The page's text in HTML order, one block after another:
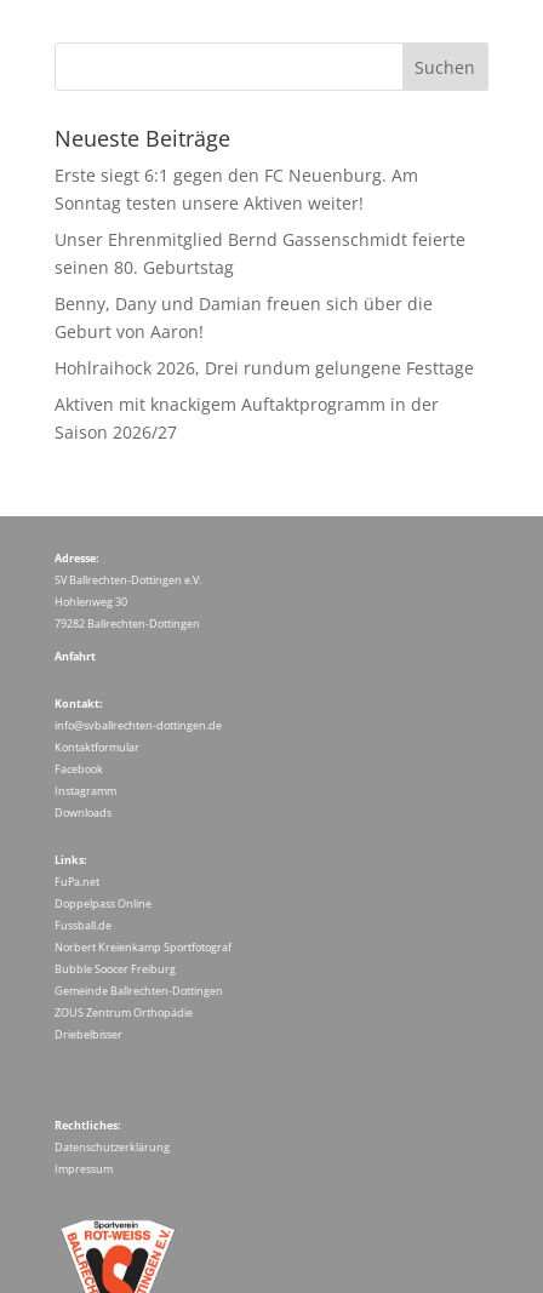
Neueste Beiträge
Erste siegt 6:1 gegen den FC Neuenburg. Am
Sonntag testen unsere Aktiven weiter!
Unser Ehrenmitglied Bernd Gassenschmidt feierte
seinen 80. Geburtstag
Benny, Dany und Damian freuen sich über die
Geburt von Aaron!
Hohlraihock 2026, Drei rundum gelungene Festtage
Aktiven mit knackigem Auftaktprogramm in der
Saison 2026/27
Adresse:
SV Ballrechten-Dottingen e.V.
Hohlenweg 30
79282 Ballrechten-Dottingen
Anfahrt
Kontakt:
info@svballrechten-dottingen.de
Kontaktformular
Facebook
Instagramm
Downloads
Links:
FuPa.net
Doppelpass Online
Fussball.de
Norbert Kreienkamp Sportfotograf
Bubble Soocer Freiburg
Gemeinde Ballrechten-Dottingen
ZOUS Zentrum Orthopädie
Driebelbisser
Rechtliches:
Datenschutzerklärung
Impressum